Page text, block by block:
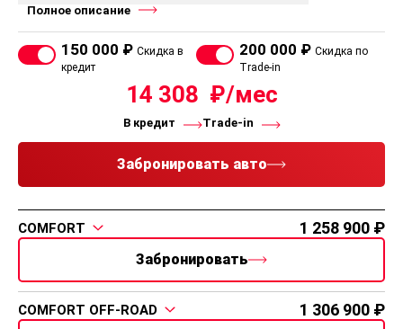
Полное описание
150 000 ₽ Скидка в
кредит
200 000 ₽ Скидка по
Trade-in
14 308
В кредит Trade-in
Забронировать авто
COMFORT 1 258 900
Забронировать
COMFORT OFF-ROAD 1 306 900